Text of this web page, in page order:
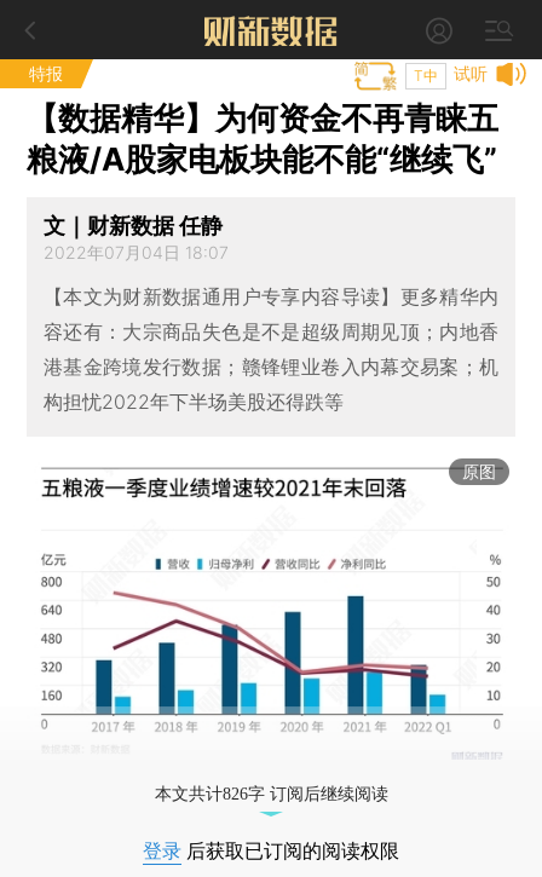
特报 试听
T中
【数据精华】为何资金不再青睐五
粮液/A股家电板块能不能“继续飞”
文｜财新数据 任静
2022年07月04日 18:07
【本文为财新数据通用户专享内容导读】更多精华内
容还有：大宗商品失色是不是超级周期见顶；内地香
港基金跨境发行数据；赣锋锂业卷入内幕交易案；机
构担忧2022年下半场美股还得跌等
原图
本文共计826字 订阅后继续阅读
登录 后获取已订阅的阅读权限